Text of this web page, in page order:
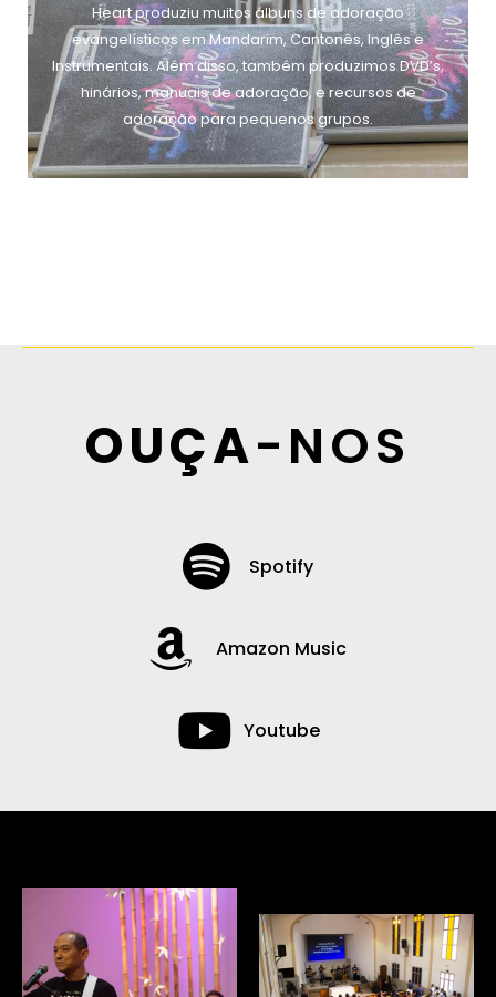
Heart produziu muitos álbuns de adoração
evangelísticos em Mandarim, Cantonês, Inglês e
Instrumentais. Além disso, também produzimos DVD’s,
hinários, manuais de adoração, e recursos de
adoração para pequenos grupos.
OUÇA-NOS
Spotify
Amazon Music
Youtube